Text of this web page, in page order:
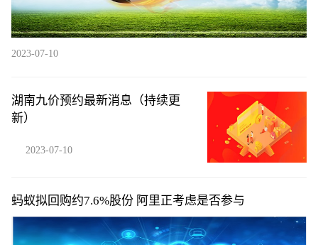
2023-07-10
湖南九价预约最新消息（持续更
新）
2023-07-10
蚂蚁拟回购约7.6%股份 阿里正考虑是否参与